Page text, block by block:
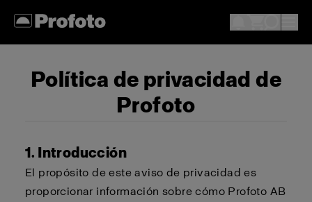
Política de privacidad de
Profoto
1. Introducción
El propósito de este aviso de privacidad es
proporcionar información sobre cómo Profoto AB